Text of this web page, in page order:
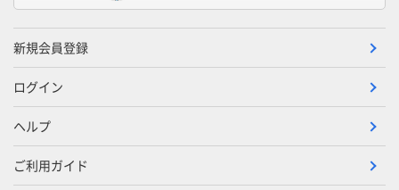
新規会員登録
ログイン
ヘルプ
ご利用ガイド